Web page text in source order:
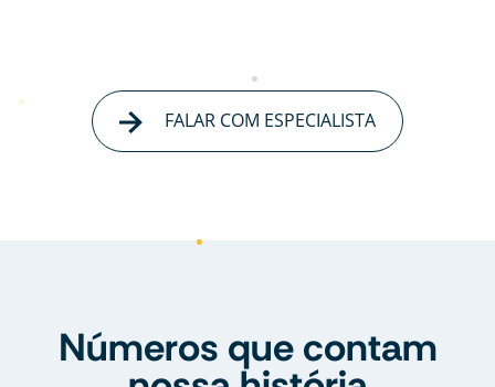
FALAR COM ESPECIALISTA
Números que contam